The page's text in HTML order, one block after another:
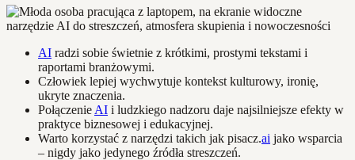
AI radzi sobie świetnie z krótkimi, prostymi tekstami i
raportami branżowymi.
Człowiek lepiej wychwytuje kontekst kulturowy, ironię,
ukryte znaczenia.
Połączenie AI i ludzkiego nadzoru daje najsilniejsze efekty w
praktyce biznesowej i edukacyjnej.
Warto korzystać z narzędzi takich jak pisacz.ai jako wsparcia
– nigdy jako jedynego źródła streszczeń.